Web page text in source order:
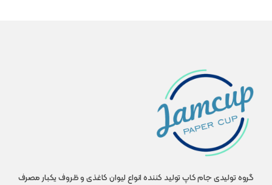
گروه تولیدی جام کاپ تولید کننده انواع لیوان کاغذی و ظروف یکبار مصرف